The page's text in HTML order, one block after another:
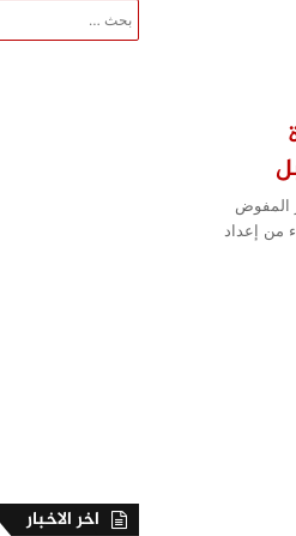
المفوض
من إعداد
اخر الاخبار